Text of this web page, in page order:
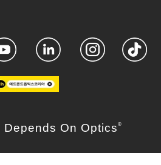
Depends On Optics ®